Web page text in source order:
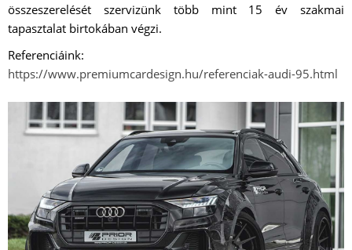
összeszerelését szervizünk több mint 15 év szakmai
tapasztalat birtokában végzi.
Referenciáink:
https://www.premiumcardesign.hu/referenciak-audi-95.html